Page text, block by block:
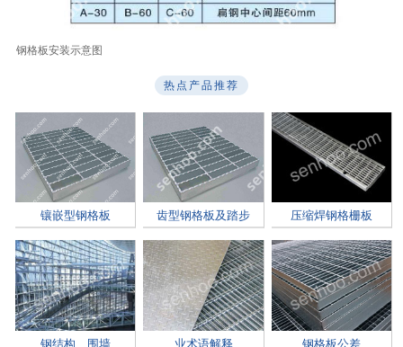
钢格板安装示意图
热点产品推荐
镶嵌型钢格板
齿型钢格板及踏步
板
压缩焊钢格栅板
钢结构、围墙 业术语解释 钢格板公差